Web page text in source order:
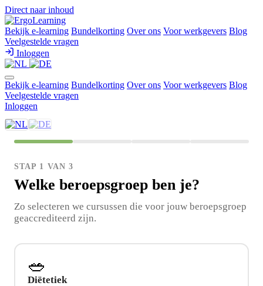
Direct naar inhoud
Bekijk e-learning Bundelkorting Over ons Voor werkgevers Blog
Veelgestelde vragen
Inloggen
Bekijk e-learning Bundelkorting Over ons Voor werkgevers Blog
Veelgestelde vragen
Inloggen
STAP 1 VAN 3
Welke beroepsgroep ben je?
Zo selecteren we cursussen die voor jouw beroepsgroep
geaccrediteerd zijn.
🥗
Diëtetiek